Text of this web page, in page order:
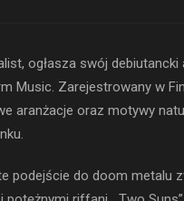
ogłasza swój debiutancki
Music. Zarejestrowany w
aranżacje oraz motywy
podejście do doom metalu